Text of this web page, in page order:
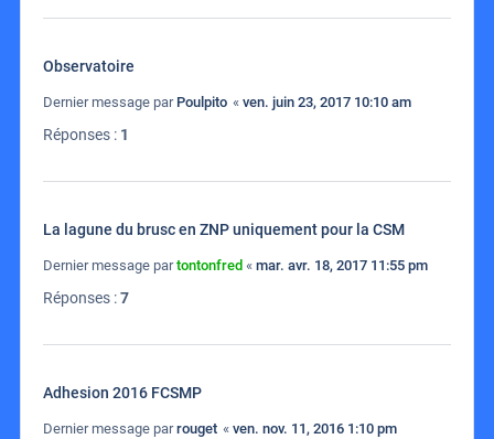
Observatoire
Dernier message par Poulpito « ven. juin 23, 2017 10:10 am
Réponses : 1
La lagune du brusc en ZNP uniquement pour la CSM
Dernier message partontonfred « mar. avr. 18, 2017 11:55 pm
Réponses :7
Adhesion 2016 FCSMP
Dernier message parrouget « ven. nov. 11, 2016 1:10 pm